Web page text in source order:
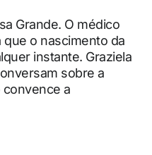
Grande. O médico
que o nascimento da
instante. Graziela
sobre a
convence a